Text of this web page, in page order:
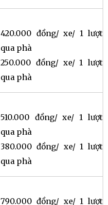
420.000 đồng/ xe/ 1 lượt
qua phà
250.000 đồng/ xe/ 1 lượt
qua phà
510.000 đồng/ xe/ 1 lượt
qua phà
380.000 đồng/ xe/ 1 lượt
qua phà
790.000 đồng/ xe/ 1 lượt